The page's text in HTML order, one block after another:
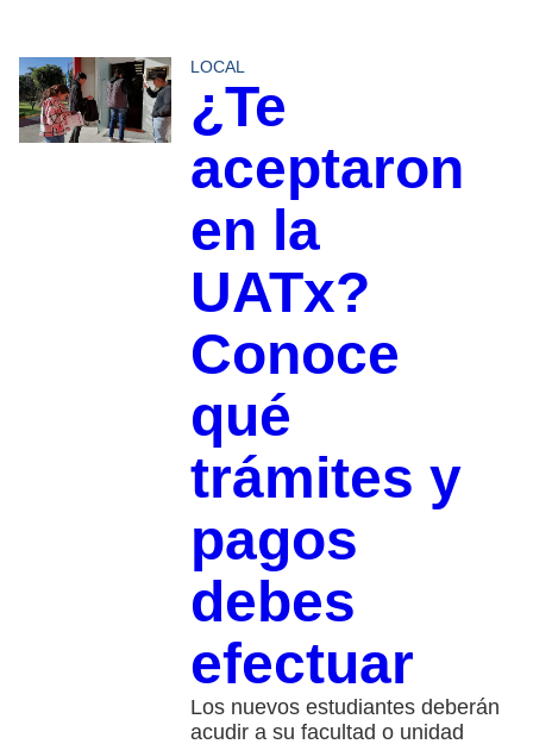
LOCAL
¿Te
aceptaron
en la
UATx?
Conoce
qué
trámites y
pagos
debes
efectuar
Los nuevos estudiantes deberán
acudir a su facultad o unidad